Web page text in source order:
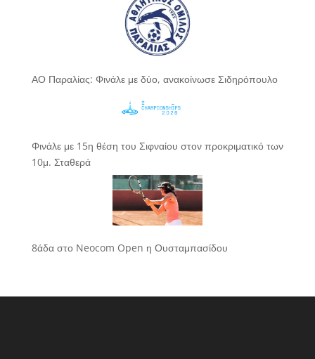
ΑΟ Παραλίας: Φινάλε με δύο, ανακοίνωσε Σιδηρόπουλο
Φινάλε με 15η θέση του Σιφναίου στον προκριματικό των
10μ. Σταθερά
8άδα στο Neocom Open η Ουσταμπασίδου